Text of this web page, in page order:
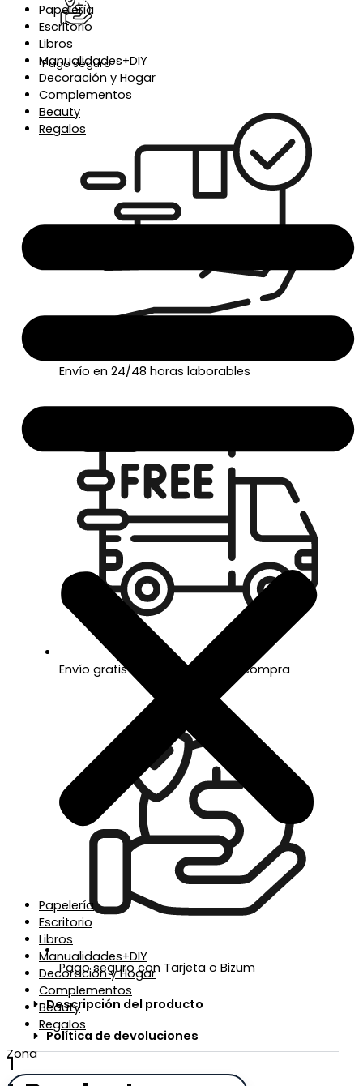
Papelería
Escritorio
Libros
Manualidades+DIY
Decoración y Hogar
Complementos
Beauty
Regalos
Papelería
Escritorio
Libros
Manualidades+DIY
Decoración y Hogar
Complementos
Beauty
Regalos
Zona
Pago seguro
Envío en 24/48 horas laborables
Envío gratis a partir de 50€ de compra
Pago seguro con Tarjeta o Bizum
Descripción del producto
Política de devoluciones
Te regalamos un 5% de descuento